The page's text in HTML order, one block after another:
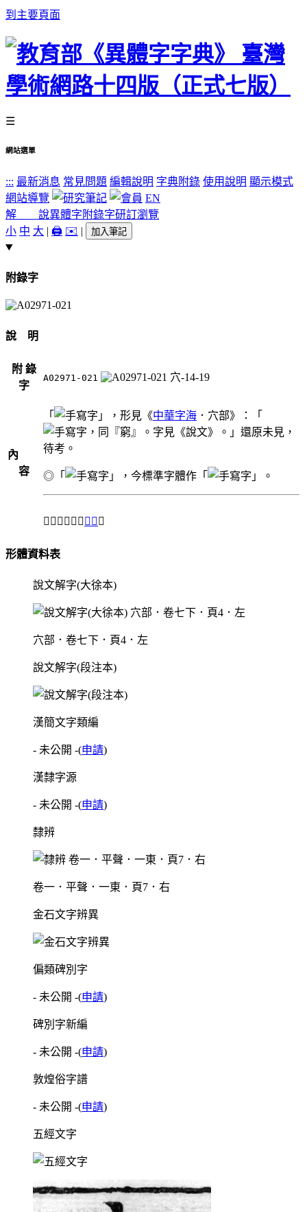
到主要頁面
☰
網站選單
::: 最新消息 常見問題 編輯說明 字典附錄 使用說明 顯示模式
網站導覽
EN
解 說異體字 附錄字研訂瀏覽
小 中 大 | 🖨️ ✉️ | 加入筆記
附錄字
說 明
附 錄
字
A02971-021 穴-14-19
內
容
「 」，形見《中華字海 ．穴部》：「
，同『窮』。字見《說文》。」還原未見，
待考。
◎「 」，今標準字體作「 」。
＃「𥨪」另兼 正字 。
形體資料表
說文解字(大徐本)
穴部．卷七下．頁4．左
說文解字(段注本)
漢簡文字類編
- 未公開 -(申請)
漢隸字源
- 未公開 -(申請)
隸辨
卷一．平聲．一東．頁7．右
金石文字辨異
偏類碑別字
- 未公開 -(申請)
碑別字新編
- 未公開 -(申請)
敦煌俗字譜
- 未公開 -(申請)
五經文字